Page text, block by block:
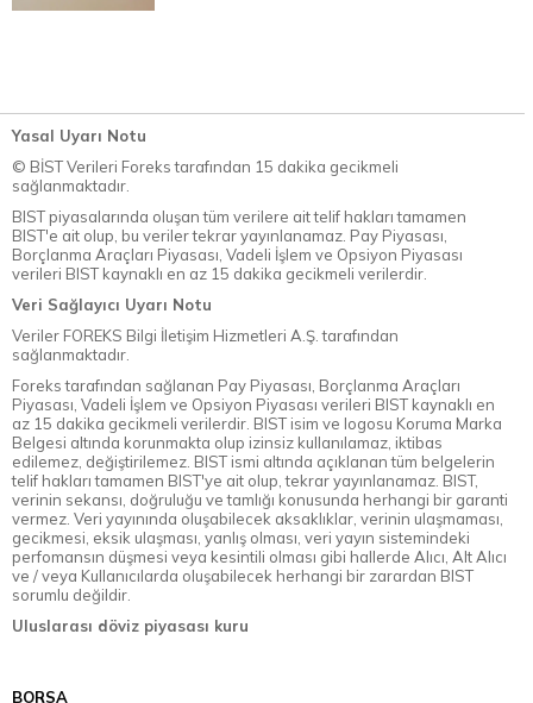
Yasal Uyarı Notu
© BİST Verileri Foreks tarafından 15 dakika gecikmeli
sağlanmaktadır.
BIST piyasalarında oluşan tüm verilere ait telif hakları tamamen
BIST'e ait olup, bu veriler tekrar yayınlanamaz. Pay Piyasası,
Borçlanma Araçları Piyasası, Vadeli İşlem ve Opsiyon Piyasası
verileri BIST kaynaklı en az 15 dakika gecikmeli verilerdir.
Veri Sağlayıcı Uyarı Notu
Veriler FOREKS Bilgi İletişim Hizmetleri A.Ş. tarafından
sağlanmaktadır.
Foreks tarafından sağlanan Pay Piyasası, Borçlanma Araçları
Piyasası, Vadeli İşlem ve Opsiyon Piyasası verileri BIST kaynaklı en
az 15 dakika gecikmeli verilerdir. BIST isim ve logosu Koruma Marka
Belgesi altında korunmakta olup izinsiz kullanılamaz, iktibas
edilemez, değiştirilemez. BIST ismi altında açıklanan tüm belgelerin
telif hakları tamamen BIST'ye ait olup, tekrar yayınlanamaz. BIST,
verinin sekansı, doğruluğu ve tamlığı konusunda herhangi bir garanti
vermez. Veri yayınında oluşabilecek aksaklıklar, verinin ulaşmaması,
gecikmesi, eksik ulaşması, yanlış olması, veri yayın sistemindeki
perfomansın düşmesi veya kesintili olması gibi hallerde Alıcı, Alt Alıcı
ve / veya Kullanıcılarda oluşabilecek herhangi bir zarardan BIST
sorumlu değildir.
Uluslarası döviz piyasası kuru
BORSA